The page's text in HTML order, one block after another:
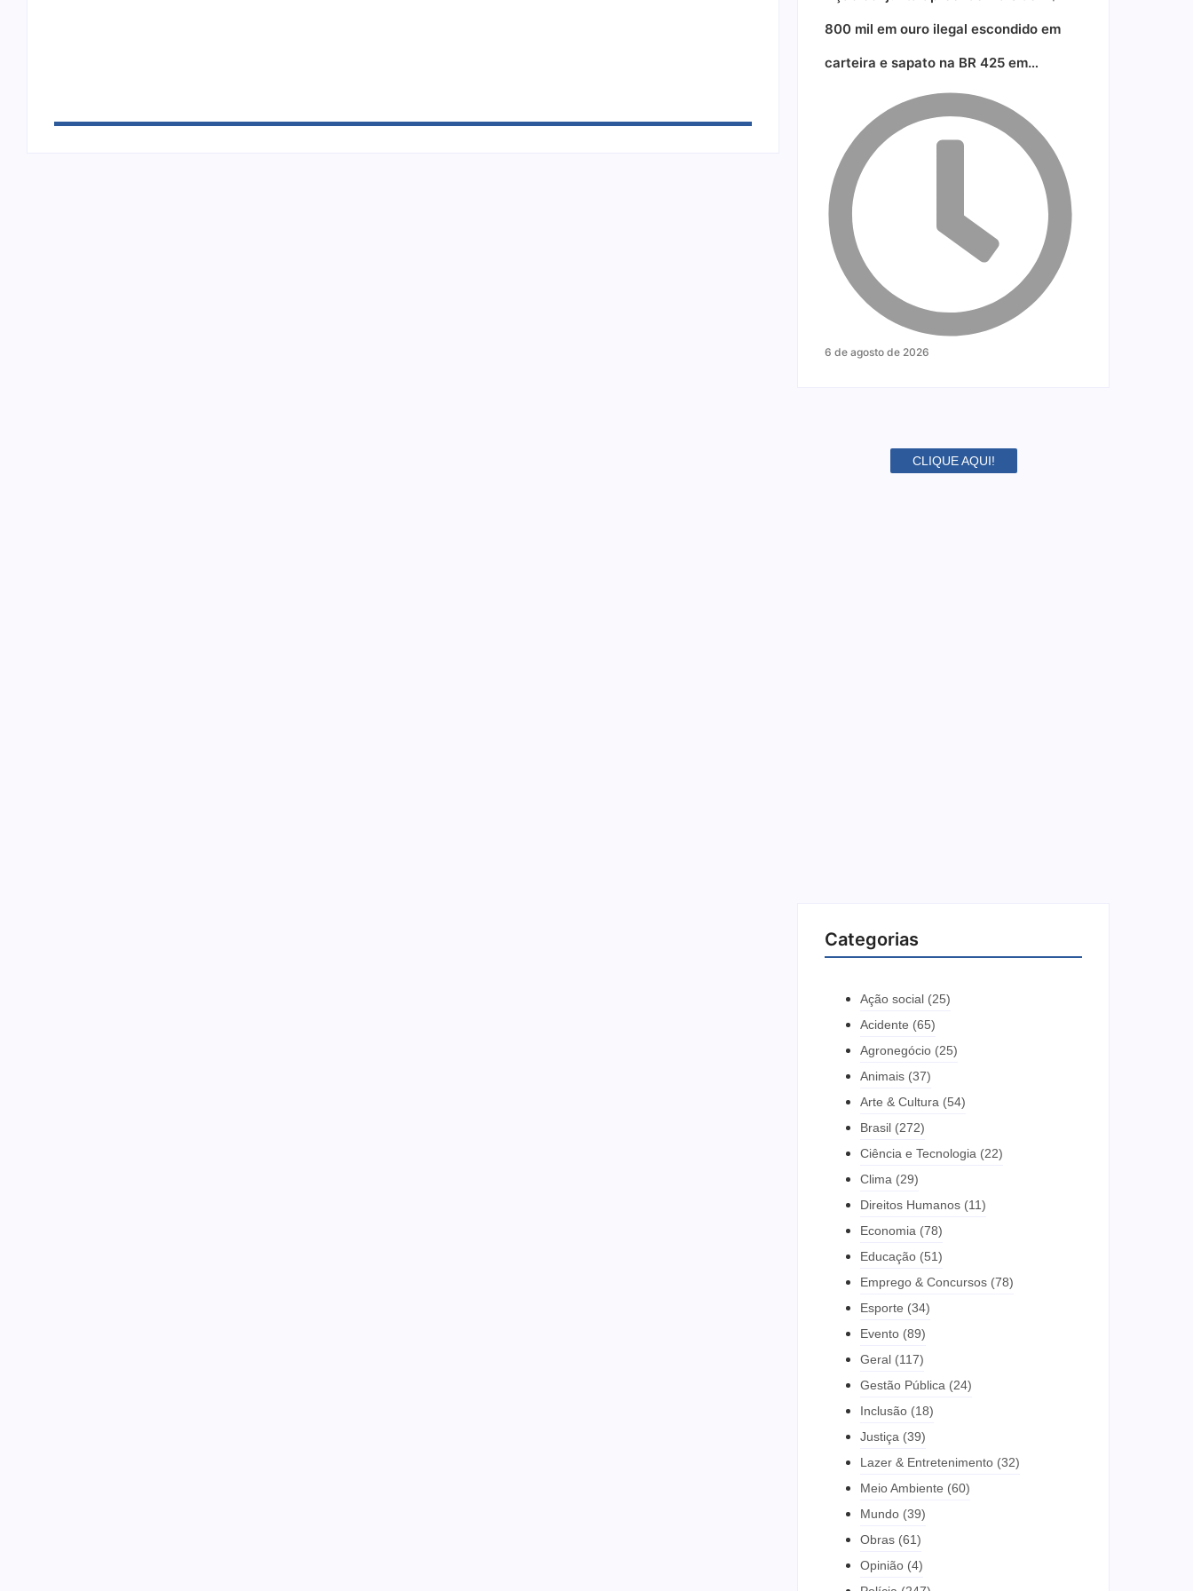
800 mil em ouro ilegal escondido em
carteira e sapato na BR 425 em…
6 de agosto de 2026
CLIQUE AQUI!
Categorias
Ação social (25)
Acidente (65)
Agronegócio (25)
Animais (37)
Arte & Cultura (54)
Brasil (272)
Ciência e Tecnologia (22)
Clima (29)
Direitos Humanos (11)
Economia (78)
Educação (51)
Emprego & Concursos (78)
Esporte (34)
Evento (89)
Geral (117)
Gestão Pública (24)
Inclusão (18)
Justiça (39)
Lazer & Entretenimento (32)
Meio Ambiente (60)
Mundo (39)
Obras (61)
Opinião (4)